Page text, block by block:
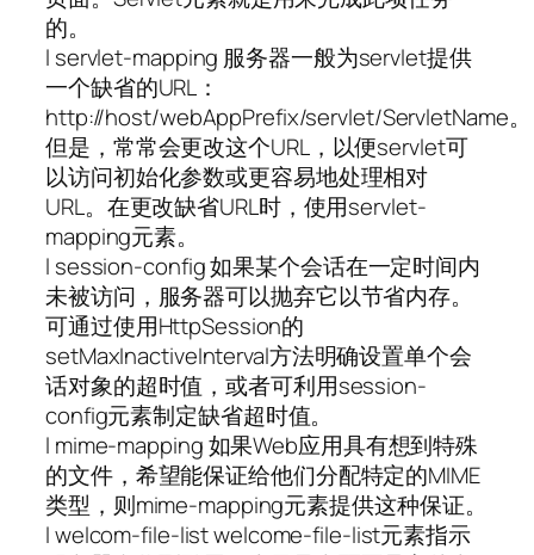
的。
l servlet-mapping 服务器一般为servlet提供
一个缺省的URL：
http://host/webAppPrefix/servlet/ServletName。
但是，常常会更改这个URL，以便servlet可
以访问初始化参数或更容易地处理相对
URL。在更改缺省URL时，使用servlet-
mapping元素。
l session-config 如果某个会话在一定时间内
未被访问，服务器可以抛弃它以节省内存。
可通过使用HttpSession的
setMaxInactiveInterval方法明确设置单个会
话对象的超时值，或者可利用session-
config元素制定缺省超时值。
l mime-mapping 如果Web应用具有想到特殊
的文件，希望能保证给他们分配特定的MIME
类型，则mime-mapping元素提供这种保证。
l welcom-file-list welcome-file-list元素指示